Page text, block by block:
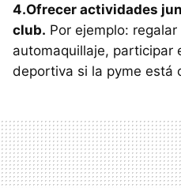
4.Ofrecer actividades
club. Por ejemplo:
automaquillaje, participar
deportiva si la pyme está